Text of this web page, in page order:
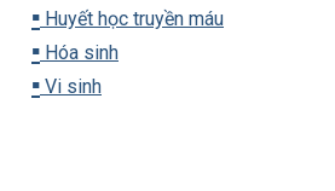
▪️ Huyết học truyền máu
▪️ Hóa sinh
▪️ Vi sinh